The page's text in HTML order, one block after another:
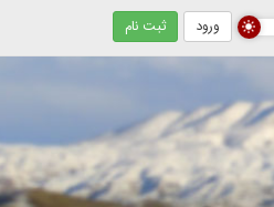
ورود ثبت نام